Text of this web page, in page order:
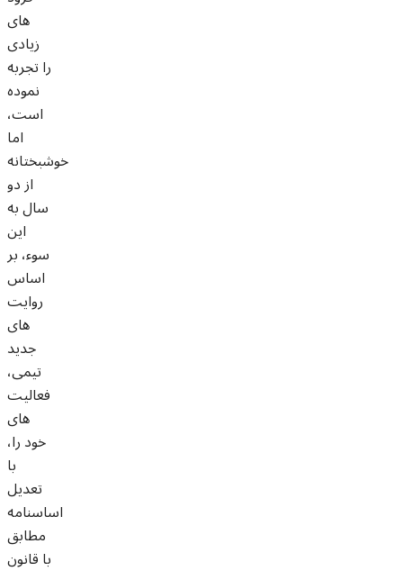
های
زیادی
را تجربه
نموده
است،
اما
خوشبختانه
از دو
سال به
این
سوء، بر
اساس
روایت
های
جدید
تیمی،
فعالیت
های
خود را،
با
تعدیل
اساسنامه
مطابق
با قانون